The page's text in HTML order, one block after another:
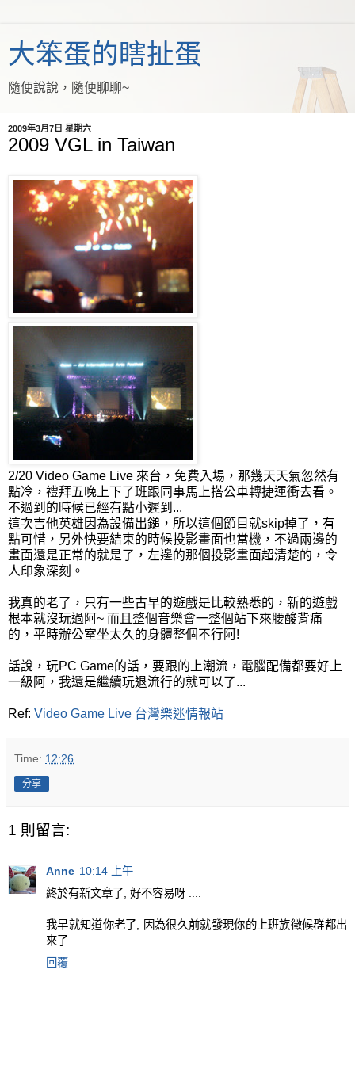
大笨蛋的瞎扯蛋
隨便說說，隨便聊聊~
2009年3月7日 星期六
2009 VGL in Taiwan
2/20 Video Game Live 來台，免費入場，那幾天天氣忽然有
點冷，禮拜五晚上下了班跟同事馬上搭公車轉捷運衝去看。
不過到的時候已經有點小遲到...
這次吉他英雄因為設備出鎚，所以這個節目就skip掉了，有
點可惜，另外快要結束的時候投影畫面也當機，不過兩邊的
畫面還是正常的就是了，左邊的那個投影畫面超清楚的，令
人印象深刻。
我真的老了，只有一些古早的遊戲是比較熟悉的，新的遊戲
根本就沒玩過阿~ 而且整個音樂會一整個站下來腰酸背痛
的，平時辦公室坐太久的身體整個不行阿!
話說，玩PC Game的話，要跟的上潮流，電腦配備都要好上
一級阿，我還是繼續玩退流行的就可以了...
Ref: Video Game Live 台灣樂迷情報站
Time: 12:26
分享
1 則留言:
Anne 10:14 上午
終於有新文章了, 好不容易呀 ....
我早就知道你老了, 因為很久前就發現你的上班族徵候群都出
來了
回覆